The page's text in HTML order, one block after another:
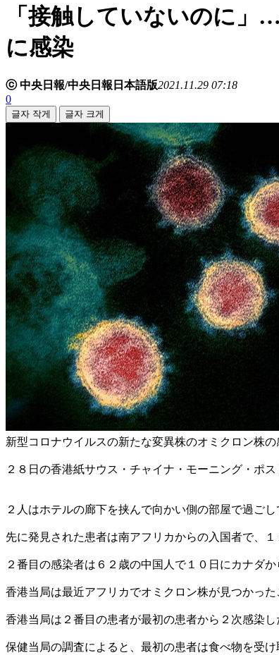
「接触していないのに
に感染
ⓒ 中央日報/中央日報日本語版2021.11.29 07:18
0
글자 작게 글자 크게
新型コロナウイルスの新たな変異株のオミクロン株
２８日の香港紙サウス・チャイナ・モーニング・ポ
２人はホテルの廊下を挟んで向かい側の部屋で過ご
先に発見された患者は南アフリカからの入国者で、
２番目の感染者は６２歳の中国人で１０日にカナダ
香港当局は最近アフリカでオミクロン株が見つかっ
香港当局は２番目の患者が最初の患者から２次感染し
保健当局の調査によると、最初の患者は食べ物を受